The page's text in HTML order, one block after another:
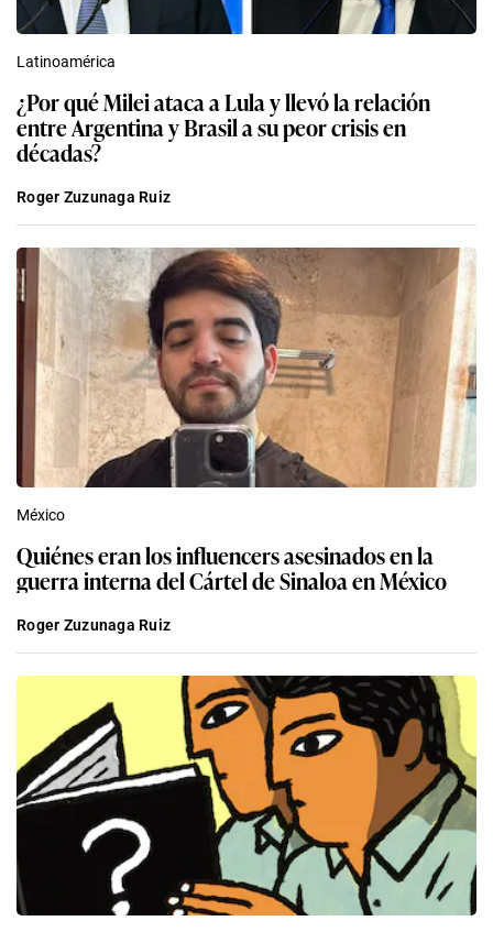
Latinoamérica
¿Por qué Milei ataca a Lula y llevó la relación
entre Argentina y Brasil a su peor crisis en
décadas?
Roger Zuzunaga Ruiz
México
Quiénes eran los influencers asesinados en la
guerra interna del Cártel de Sinaloa en México
Roger Zuzunaga Ruiz